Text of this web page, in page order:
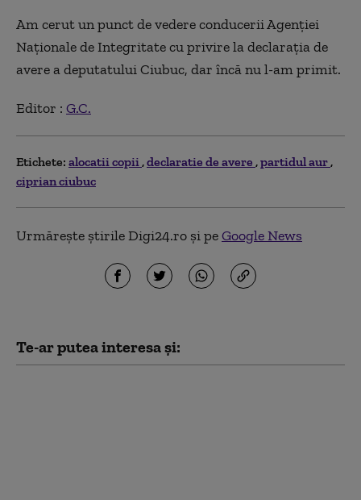
Am cerut un punct de vedere conducerii Agenției
Naționale de Integritate cu privire la declarația de
avere a deputatului Ciubuc, dar încă nu l-am primit.
Editor : G.C.
Etichete: alocatii copii declaratie de avere partidul aur
ciprian ciubuc
Urmărește știrile Digi24.ro și peGoogle News
Te-ar putea interesa și: